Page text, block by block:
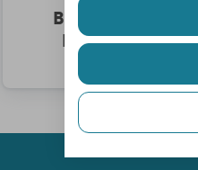
Bei
Ersatzkarte –